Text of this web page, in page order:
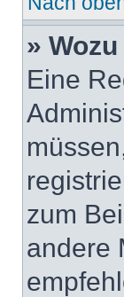
»
Eine
zum
andere